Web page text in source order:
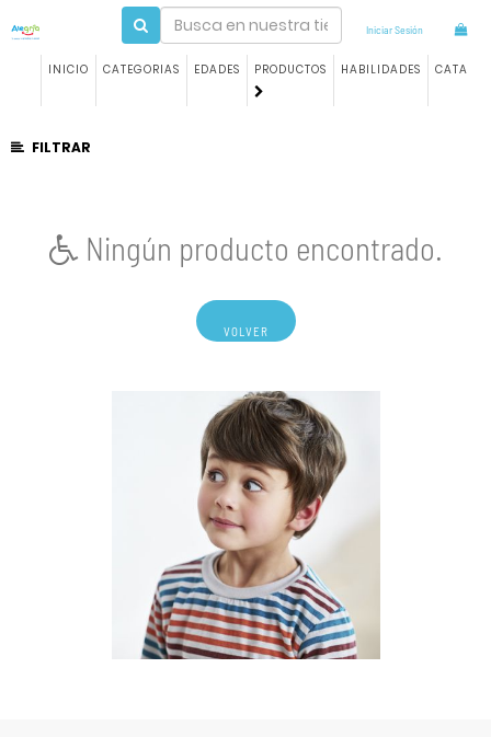
Iniciar Sesión
INICIO CATEGORIAS EDADES PRODUCTOS HABILIDADES
FILTRAR
Ningún producto encontrado.
VOLVER